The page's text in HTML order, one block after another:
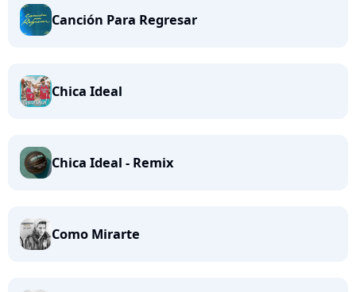
Canción Para Regresar
Chica Ideal
Chica Ideal - Remix
Como Mirarte